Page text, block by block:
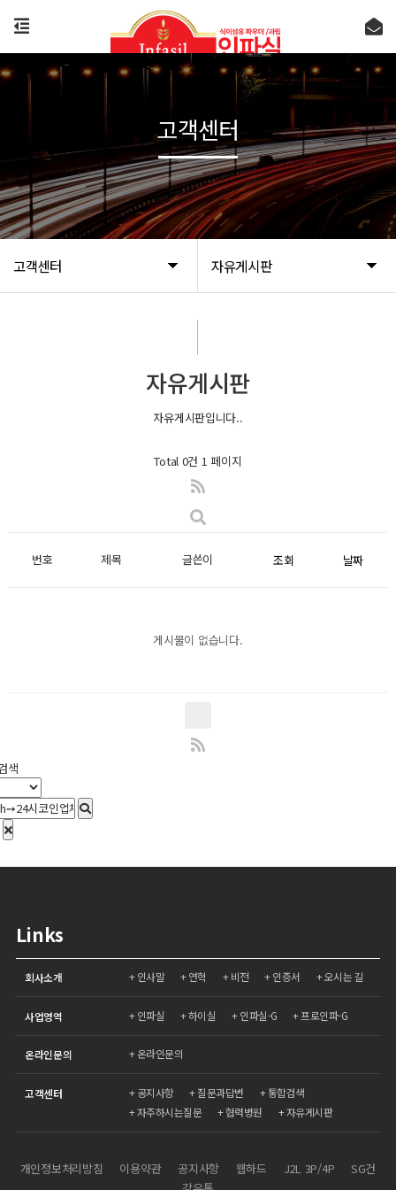
고객센터 자유게시판
고객센터
자유게시판
자유게시판입니다..
Total 0건 1 페이지
번호 제목 글쓴이 조회 날짜
게시물이 없습니다.
색
Links
회사소개 인사말 연혁 비전 인증서 오시는 길
사업영역 인파실 하이실 인파실-G 프로인파-G
온라인문의 온라인문의
고객센터 공지사항 질문과답변
통합검색
자주하시는질문
협력병원 자유게시판
개인정보처리방침 이용약관 공지사항 웹하드 J2L 3P/4P
SG건